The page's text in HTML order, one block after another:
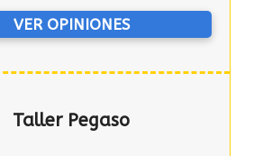
VER OPINIONES
Taller Pegaso